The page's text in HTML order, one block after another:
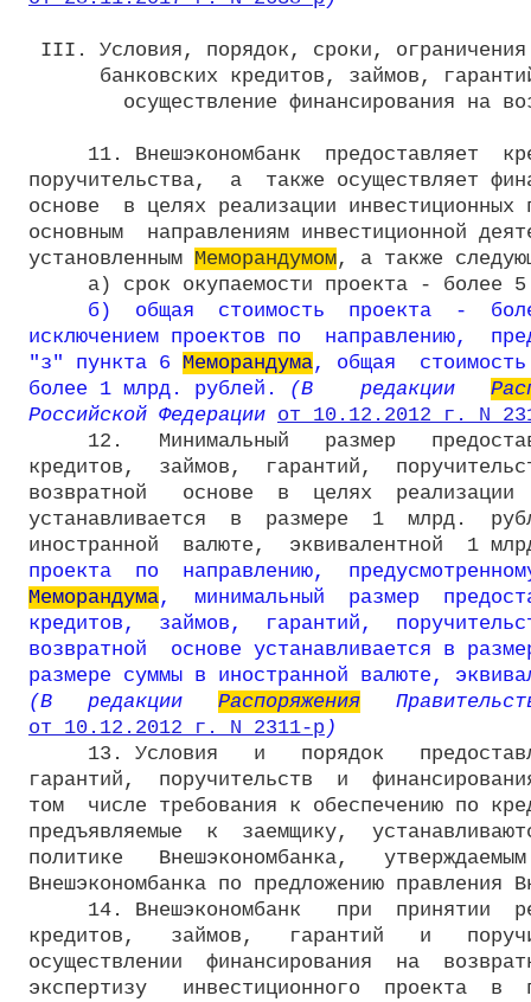
III. Условия, порядок, сроки, ограничения
банковских кредитов, займов,
осуществление финансирования на
11. Внешэкономбанк  предоставляет
поручительства,  а  также осуществляет
основе  в целях реализации инвестиционных
основным  направлениям инвестиционной
установленным Меморандумом, а также
а) срок окупаемости проекта - более
б)  общая  стоимость  проекта  -
исключением проектов по  направлению,
"з" пункта 6 Меморандума, общая
более 1 млрд. рублей.
(В    редакции
Российской Федерации от 10.12.2012 г. N
12.   Минимальный   размер
кредитов,  займов,  гарантий,
возвратной   основе  в  целях  реализации
устанавливается  в  размере  1  млрд.
иностранной  валюте,  эквивалентной  1
Меморандума,  минимальный  размер
кредитов,  займов,  гарантий,
возвратной  основе устанавливается в
размере суммы в иностранной валюте,
(В   редакции Распоряжения
от 10.12.2012 г. N 2311-р )
13. Условия   и   порядок
гарантий,  поручительств  и
том  числе требования к обеспечению по
предъявляемые  к  заемщику,
политике   Внешэкономбанка,
Внешэкономбанка по предложению правления
14. Внешэкономбанк   при  принятии
кредитов,   займов,   гарантий   и
осуществлении  финансирования  на
экспертизу   инвестиционного  проекта  в